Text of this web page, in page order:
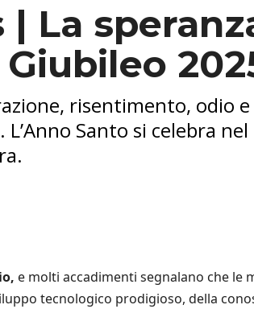
| La
risentimento, odio
Santo si celebra
e molti accadimenti segnalano che le
tecnologico prodigioso, della